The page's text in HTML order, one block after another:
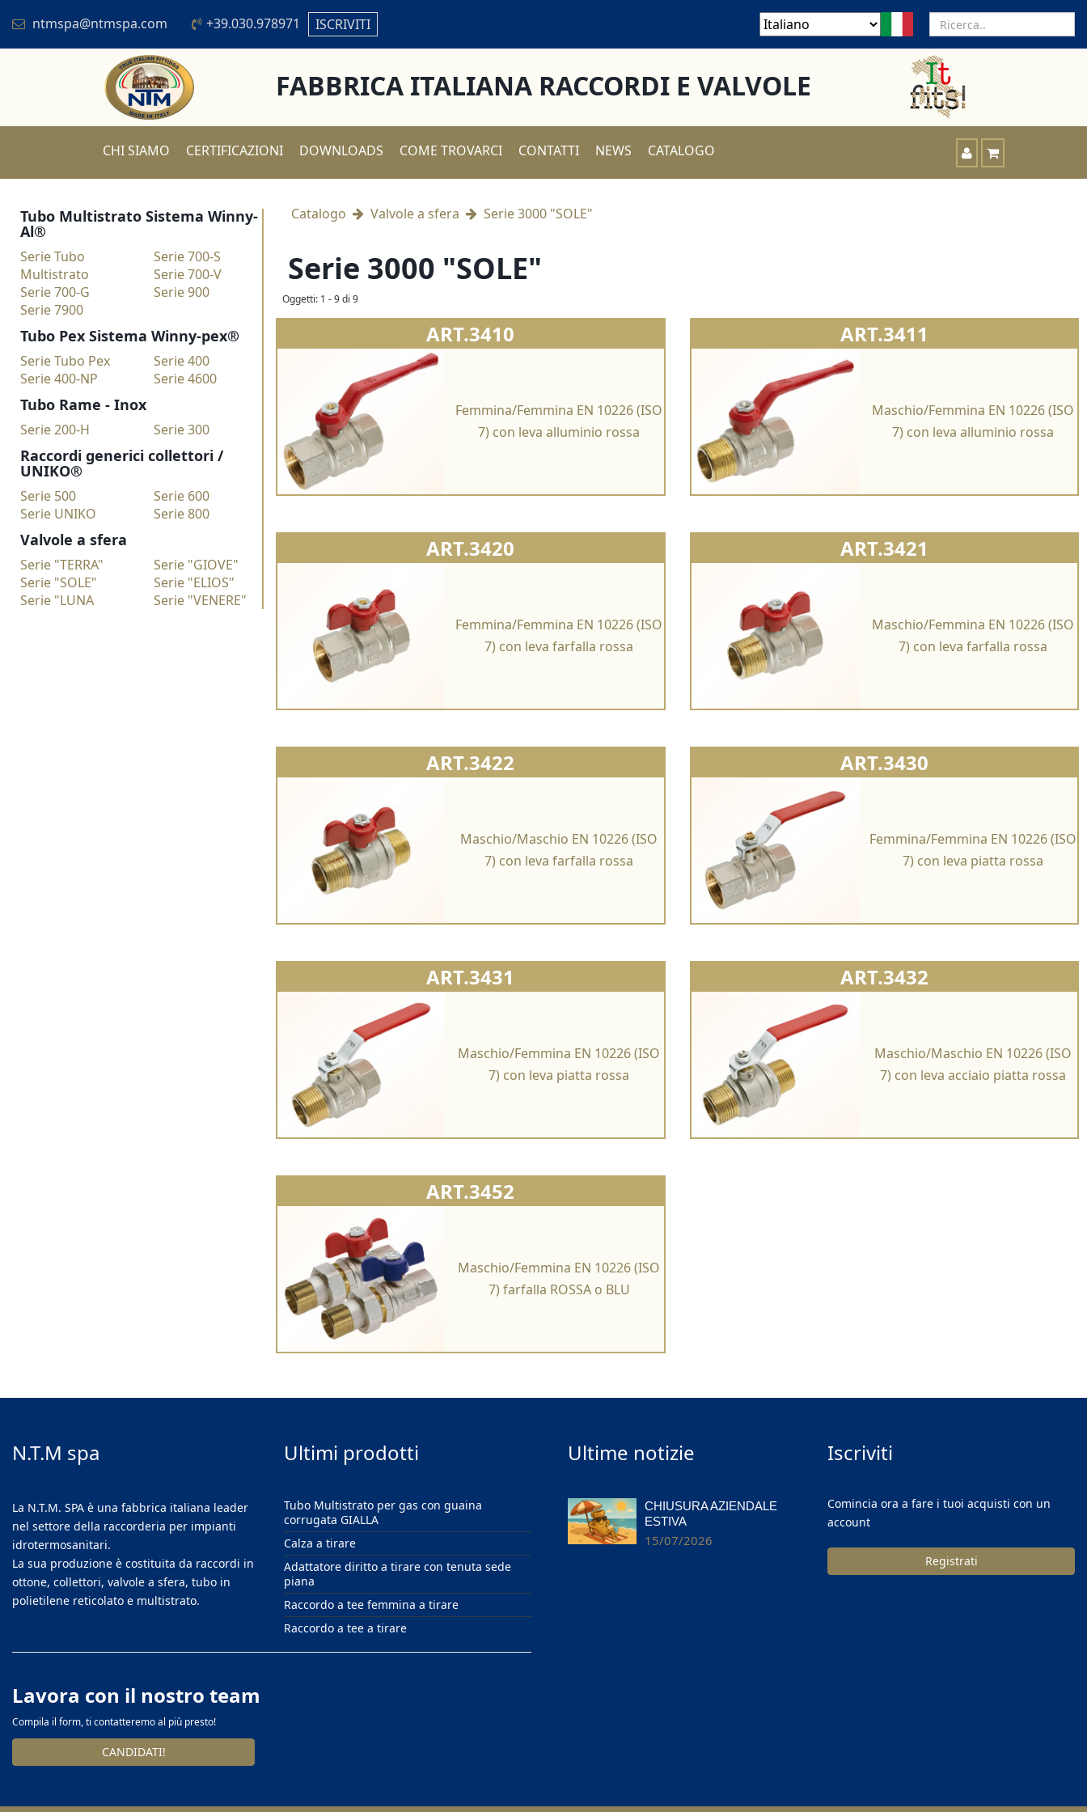
ntmspa@ntmspa.com +39.030.978971 ISCRIVITI
FABBRICA ITALIANA RACCORDI E VALVOLE
CHI SIAMO CERTIFICAZIONI DOWNLOADS COME TROVARCI CONTATTI NEWS CATALOGO
Tubo Multistrato Sistema Winny-
Al®
Serie Tubo
Multistrato
Serie 700-S
Serie 700-V
Serie 700-G
Serie 900
Serie 7900
Tubo Pex Sistema Winny-pex®
Serie Tubo Pex
Serie 400
Serie 400-NP
Serie 4600
Tubo Rame - Inox
Serie 200-H Serie 300
Raccordi generici collettori /
UNIKO®
Serie 500
Serie 600
Serie UNIKO
Serie 800
Valvole a sfera
Serie "TERRA"
Serie "GIOVE"
Serie "SOLE"
Serie "ELIOS"
Serie "LUNA
Serie "VENERE"
Catalogo Valvole a sfera Serie 3000 "SOLE"
Serie 3000 "SOLE"
Oggetti: 1 - 9 di 9
ART.3410
Femmina/Femmina EN 10226 (ISO
7) con leva alluminio rossa
ART.3411
Maschio/Femmina EN 10226 (ISO
7) con leva alluminio rossa
ART.3420
Femmina/Femmina EN 10226 (ISO
7) con leva farfalla rossa
ART.3421
Maschio/Femmina EN 10226 (ISO
7) con leva farfalla rossa
ART.3422
Maschio/Maschio EN 10226 (ISO
7) con leva farfalla rossa
ART.3430
Femmina/Femmina EN 10226 (ISO
7) con leva piatta rossa
ART.3431
Maschio/Femmina EN 10226 (ISO
7) con leva piatta rossa
ART.3432
Maschio/Maschio EN 10226 (ISO
7) con leva acciaio piatta rossa
ART.3452
Maschio/Femmina EN 10226 (ISO
7) farfalla ROSSA o BLU
N.T.M spa
La N.T.M. SPA è una fabbrica italiana leader
nel settore della raccorderia per impianti
idrotermosanitari.
La sua produzione è costituita da raccordi in
ottone, collettori, valvole a sfera, tubo in
polietilene reticolato e multistrato.
Ultimi prodotti
Tubo Multistrato per gas con guaina
corrugata GIALLA
Calza a tirare
Adattatore diritto a tirare con tenuta sede
piana
Raccordo a tee femmina a tirare
Raccordo a tee a tirare
Lavora con il nostro team
Compila il form, ti contatteremo al più presto!
CANDIDATI!
Ultime notizie
CHIUSURA AZIENDALE
ESTIVA
15/07/2026
Iscriviti
Comincia ora a fare i tuoi acquisti con un
account
Registrati